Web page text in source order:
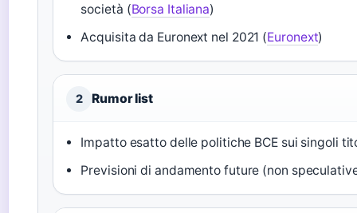
società (Borsa Italiana)
Acquisita da Euronext nel 2021 (Euronext)
2 Rumor list
Impatto esatto delle politiche BCE sui singoli
Previsioni di andamento future (non